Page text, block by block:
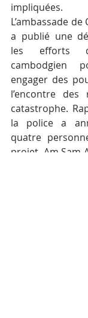
impliquées.
L’ambassade
a publié une
les efforts
cambodgien
engager des
l’encontre des
catastrophe.
la police a
quatre
projet. Am Sam